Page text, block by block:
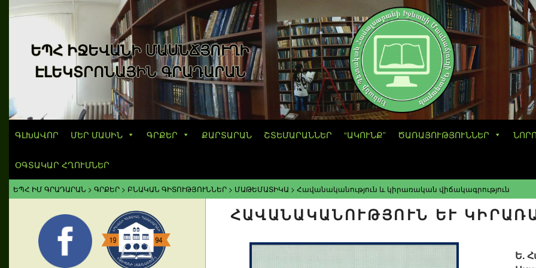
ԵՊՀ ԻՋԵՎԱՆԻ ՄԱՍՆՃՅՈՒՂԻ
ԷԼԵԿՏՐՈՆԱՅԻՆ ԳՐԱԴԱՐԱՆ
ԳԼԽԱՎՈՐ ՄԵՐ ՄԱՍԻՆ ԳՐՔԵՐ ՔԱՐՏԱՐԱՆ ՇՏԵՄԱՐԱՆՆԵՐ “ԱԿՈՒՆՔ” ԾԱՌԱՅՈՒԹՅՈՒՆՆԵՐ
ՕԳՏԱԿԱՐ ՀՂՈՒՄՆԵՐ
ԵՊՀ ԻՄ ԳՐԱԴԱՐԱՆ > ԳՐՔԵՐ > ԲՆԱԿԱՆ ԳԻՏՈՒԹՅՈՒՆՆԵՐ > ՄԱԹԵՄԱՏԻԿԱ > Հավանականություն և կիրառական վիճակագրություն
ՀԱՎԱՆԱԿԱՆՈՒԹՅՈՒՆ ԵՒ
Ե.